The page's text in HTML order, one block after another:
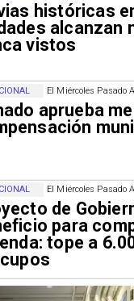
históricas
alcanzan
vistos
El Miércoles Pasado
aprueba
El Miércoles Pasado
de
para
tope a